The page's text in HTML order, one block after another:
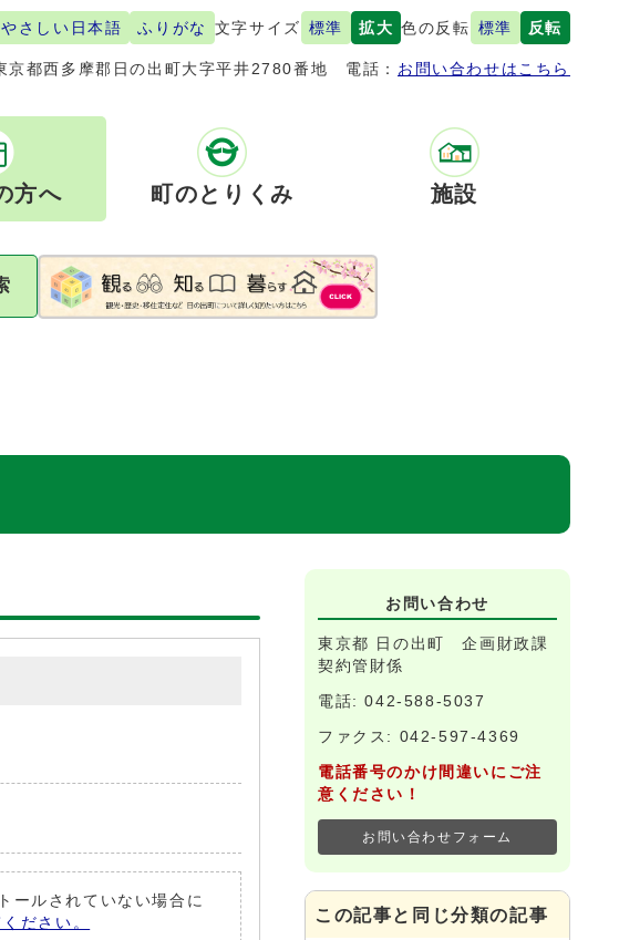
やさしい日本語 ふりがな 文字サイズ 標準 拡大 色の反転 標準 反転
京都西多摩郡日の出町大字平井2780番地 電話： お問い合わせはこちら
方へ 町のとりくみ 施設
ールされていない場合に
ださい。
お問い合わせ
東京都 日の出町 企画財政課
契約管財係
電話: 042-588-5037
ファクス: 042-597-4369
電話番号のかけ間違いにご注
意ください！
お問い合わせフォーム
この記事と同じ分類の記事